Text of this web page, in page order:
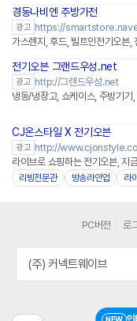
경동나비엔 주방가전
광고 https://
가스렌지, 후드, 빌트인전기오븐
전기오븐 그랜드우성.net
광고 http://그랜드우성.net
냉동/냉장고, 쇼케이스, 주방기기
CJ온스타일 X 전기오븐
광고 http://
라이브로 쇼핑하는 전기오븐, 지
리빙전문관 방송라인업 라
NEW
PC버전 로
(주) 커넥트웨이브